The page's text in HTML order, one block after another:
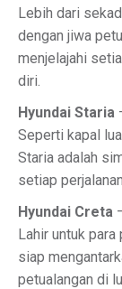
Lebih dari
dengan jiwa
menjelajahi
diri.
Hyundai Staria
Seperti kapal
Staria adalah
setiap
Hyundai Creta
Lahir untuk
siap
petualangan di